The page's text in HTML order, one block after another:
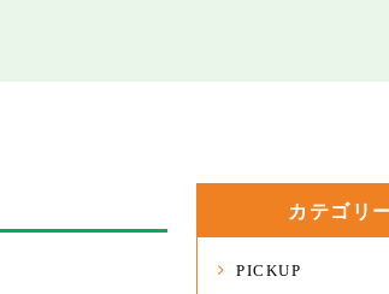
カテゴリ
PICKUP